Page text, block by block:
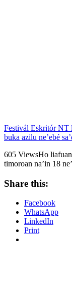
Festivál Eskritór NT
buka azilu ne’ebé
605 ViewsHo liafuan
timoroan na’in 18
Share this:
Facebook
WhatsApp
LinkedIn
Print